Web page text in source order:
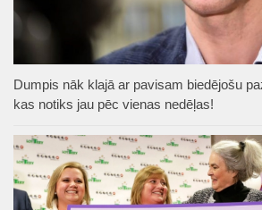
Dumpis nāk klajā ar pavisam biedējošu
kas notiks jau pēc vienas nedēļas!